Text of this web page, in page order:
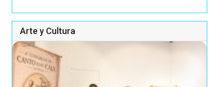
Arte y Cultura